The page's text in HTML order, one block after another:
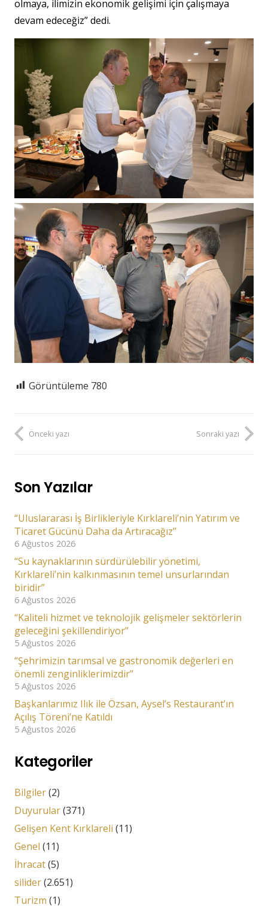
olmaya, ilimizin ekonomik gelişimi için çalışmaya
devam edeceğiz” dedi.
Görüntüleme 780
Önceki yazı Sonraki yazı
Son Yazılar
“Uluslararası İş Birlikleriyle Kırklareli’nin Yatırım ve
Ticaret Gücünü Daha da Artıracağız”
6 Ağustos 2026
“Su kaynaklarının sürdürülebilir yönetimi,
Kırklareli’nin kalkınmasının temel unsurlarından
biridir”
6 Ağustos 2026
“Kaliteli hizmet ve teknolojik gelişmeler sektörlerin
geleceğini şekillendiriyor”
5 Ağustos 2026
“Şehrimizin tarımsal ve gastronomik değerleri en
önemli zenginliklerimizdir”
5 Ağustos 2026
Başkanlarımız Ilık ile Özsan, Aysel’s Restaurant’ın
Açılış Töreni’ne Katıldı
5 Ağustos 2026
Kategoriler
Bilgiler(2)
Duyurular(371)
Gelişen Kent Kırklareli (11)
Genel (11)
İhracat(5)
silider(2.651)
Turizm (1)